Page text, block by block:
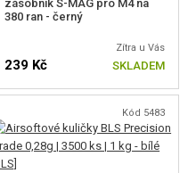
přizpůsobení potřebám
komutátorové, tak střídavé
pojistku zajišťující
zásobník S-MAG pro M4 na
380 ran - černý
Zítra u Vás
239 Kč SKLADEM
Kód 5483